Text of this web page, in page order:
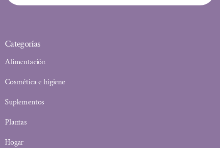
Categorías
Alimentación
Cosmética e higiene
Suplementos
Plantas
Hogar